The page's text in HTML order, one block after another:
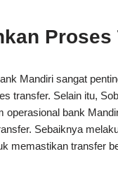
Proses
Mandiri sangat
transfer. Selain itu,
operasional bank
Sebaiknya
memastikan transfer